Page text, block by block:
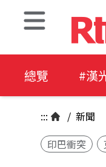
總覽 #漢
::: / 新聞
印巴衝突